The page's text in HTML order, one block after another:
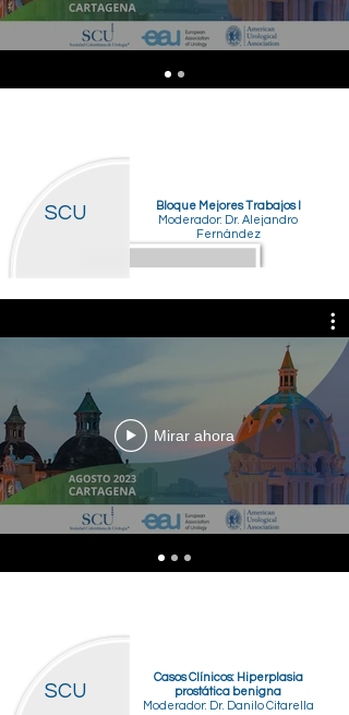
Bloque Mejores Trabajos I
Moderador: Dr. Alejandro
Fernández
SCU
Mirar ahora
Casos Clínicos: Hiperplasia
prostática benigna
Moderador: Dr. Danilo Citarella
SCU